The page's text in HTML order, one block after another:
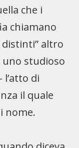
che i
chiamano
distinti” altro
uno studioso
l’atto di
il quale
nome.